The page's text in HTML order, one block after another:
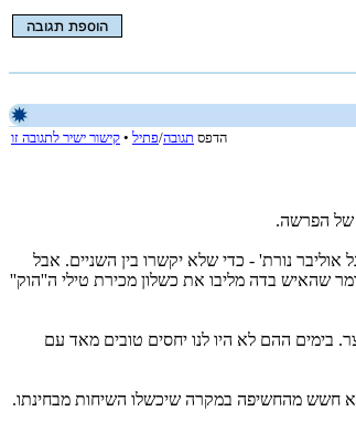
הדפס תגובה/פתיל • קישור ישיר לתגובה זו
של הפרשה.
נורת' - כדי שלא יקשרו בין השניים. אבל
שהאיש בדה מליבו את כשלון מכירת טילי ה''הוק''
בימים ההם לא היו לנו יחסים טובים מאד עם
חשש מהחשיפה במקרה שיכשלו השיחות מבחינתו.